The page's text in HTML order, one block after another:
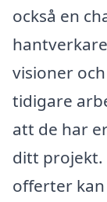
också en
visioner
tidigare
att de har
ditt projekt.
offerter